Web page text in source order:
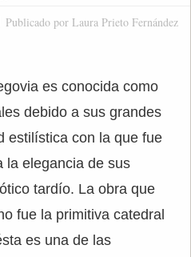
Publicado por Laura Prieto Fernández
es conocida como
debido a sus grandes
estilística con la que fue
la elegancia de sus
tardío. La obra que
fue la primitiva catedral
es una de las